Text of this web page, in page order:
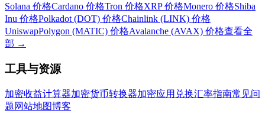
Solana 价格Cardano 价格Tron 价格XRP 价格Monero 价格Shiba
Inu 价格Polkadot (DOT) 价格Chainlink (LINK) 价格
UniswapPolygon (MATIC) 价格Avalanche (AVAX) 价格查看全
部 →
工具与资源
加密收益计算器加密货币转换器加密应用 兑换汇率指南常见问
题网站地图博客